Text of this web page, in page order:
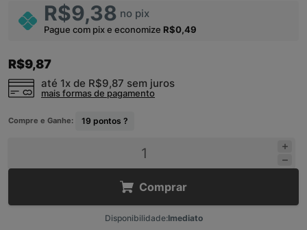
R$9,38 no pix
Pague com pix e economize R$0,49
R$9,87
até 1x de R$9,87 sem juros
mais formas de pagamento
Compre e Ganhe: 19 pontos ?
Comprar
Disponibilidade:Imediato